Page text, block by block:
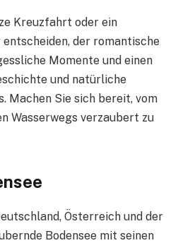
Kreuzfahrt oder ein
der romantische
Momente und einen
und natürliche
Machen Sie sich bereit, vom
Wasserwegs verzaubert zu
Österreich und der
Bodensee mit seinen